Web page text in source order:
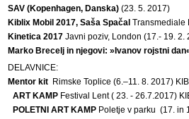
SAV (Kopenhagen, Danska) (23. 5. 2017)
Kiblix Mobil 2017, Saša Spačal Transmediale
Kinetica 2017 Javni poziv, London (17.- 19. 2.
Marko Brecelj in njegovi: »Ivanov rojstni
DELAVNICE:
Mentor kit Rimske Toplice (6.–11. 8. 2017)
ART KAMP Festival Lent ( 23. - 26.7.2017)
POLETNI ART KAMP Poletje v parku (17. in